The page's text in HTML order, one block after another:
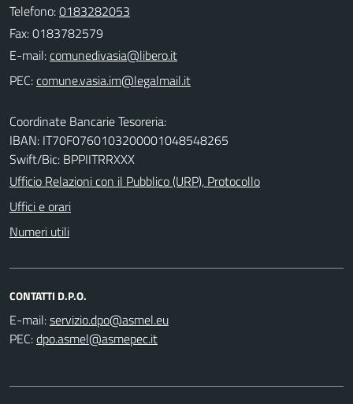
Telefono:0183282053
Fax: 0183782579
E-mail:
PEC:
Coordinate Bancarie Tesoreria:
IBAN: IT70F0760103200001048548265
Swift/Bic: BPPIITRRXXX
Ufficio Relazioni con il Pubblico (URP), Protocollo
Uffici e orari
Numeri utili
CONTATTI D.P.O.
E-mail:
PEC: